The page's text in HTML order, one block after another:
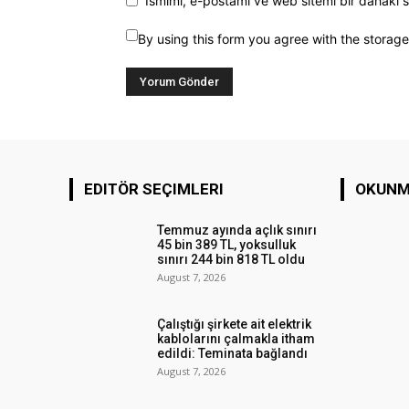
By using this form you agree with the
EDITÖR SEÇIMLERI
Temmuz ayında açlık sınırı
45 bin 389 TL, yoksulluk
sınırı 244 bin 818 TL oldu
August 7, 2026
Çalıştığı şirkete ait elektrik
kablolarını çalmakla itham
edildi: Teminata bağlandı
August 7, 2026